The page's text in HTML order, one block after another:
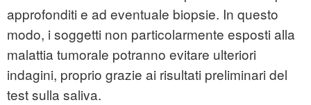
approfonditi e ad eventuale biopsie. In questo
modo, i soggetti non particolarmente esposti alla
malattia tumorale potranno evitare ulteriori
indagini, proprio grazie ai risultati preliminari del
test sulla saliva.